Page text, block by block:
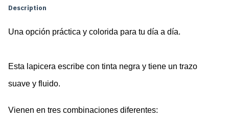
Description
Una opción práctica y colorida para tu día a día.
Esta lapicera escribe con tinta negra y tiene un trazo
suave y fluido.
Vienen en tres combinaciones diferentes: